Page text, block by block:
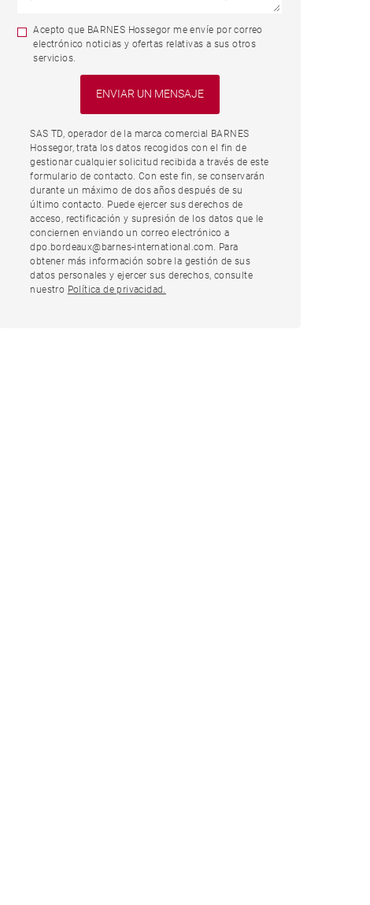
Acepto que BARNES Hossegor me envíe por correo
electrónico noticias y ofertas relativas a sus otros
servicios.
SAS TD, operador de la marca comercial BARNES
Hossegor, trata los datos recogidos con el fin de
gestionar cualquier solicitud recibida a través de este
formulario de contacto. Con este fin, se conservarán
durante un máximo de dos años después de su
último contacto. Puede ejercer sus derechos de
acceso, rectificación y supresión de los datos que le
conciernen enviando un correo electrónico a
dpo.bordeaux@barnes-international.com. Para
obtener más información sobre la gestión de sus
datos personales y ejercer sus derechos, consulte
nuestro Política de privacidad.